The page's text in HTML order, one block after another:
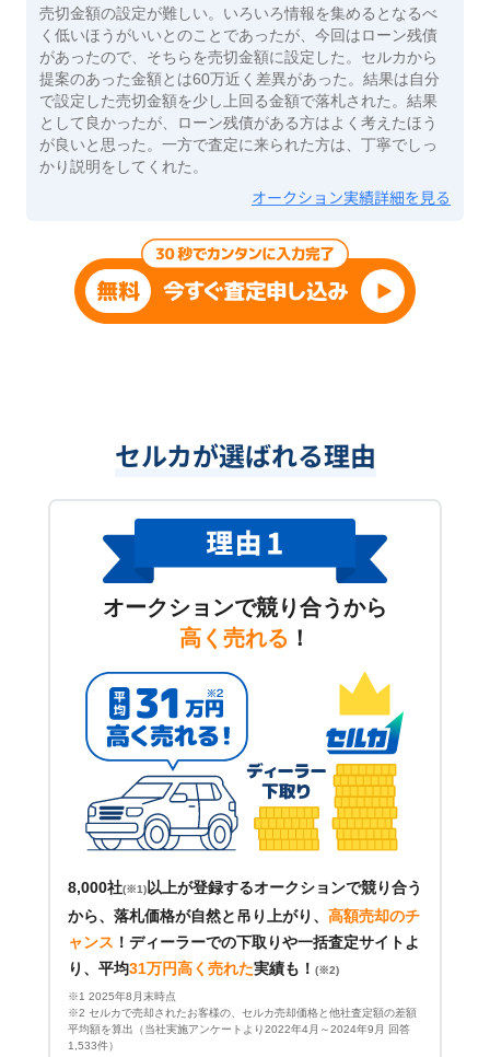
売切金額の設定が難しい。いろいろ情報を集めるとなるべ
く低いほうがいいとのことであったが、今回はローン残債
があったので、そちらを売切金額に設定した。セルカから
提案のあった金額とは60万近く差異があった。結果は自分
で設定した売切金額を少し上回る金額で落札された。結果
として良かったが、ローン残債がある方はよく考えたほう
が良いと思った。一方で査定に来られた方は、丁寧でしっ
かり説明をしてくれた。
オークション実績詳細を見る
セルカが選ばれる理由
オークションで競り合うから
高く売れる ！
8,000社(※1) 以上が登録するオークションで競り合う
から、落札価格が自然と吊り上がり、 高額売却のチ
ャンス ！ ディーラーでの下取りや一括査定サイトよ
り、平均31万円高く売れた実績も！ (※2)
※1 2025年8月末時点
※2 セルカで売却されたお客様の、セルカ売却価格と他社査定額の差額
平均額を算出（当社実施アンケートより2022年4月～2024年9月 回答
1,533件）